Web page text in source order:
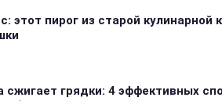
этот пирог из старой кулинарной
грядки: 4 эффективных